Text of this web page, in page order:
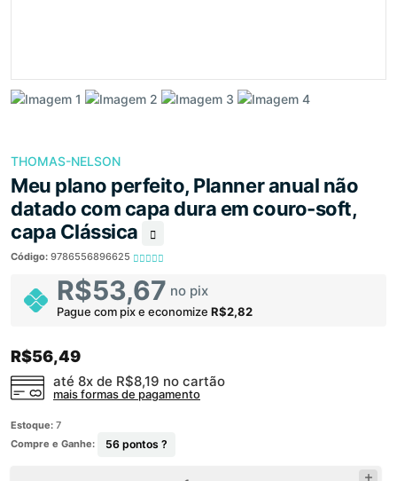
THOMAS-NELSON
Meu plano perfeito, Planner anual não
datado com capa dura em couro-soft,
capa Clássica
Código: 9786556896625
R$53,67 no pix
Pague com pix e economize R$2,82
R$56,49
até 8x de R$8,19 no cartão
mais formas de pagamento
Estoque: 7
Compre e Ganhe:
56 pontos ?